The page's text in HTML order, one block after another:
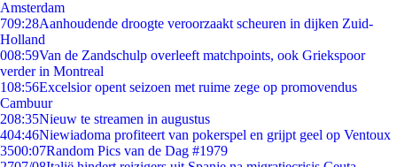
Amsterdam
709:28Aanhoudende droogte veroorzaakt scheuren in dijken Zuid-
Holland
008:59Van de Zandschulp overleeft matchpoints, ook Griekspoor
verder in Montreal
108:56Excelsior opent seizoen met ruime zege op promovendus
Cambuur
208:35Nieuw te streamen in augustus
404:46Niewiadoma profiteert van pokerspel en grijpt geel op Ventoux
3500:07Random Pics van de Dag #1979